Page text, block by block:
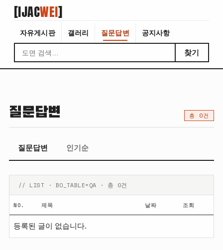
[IJACWEI]
자유게시판 갤러리 질문답변 공지사항
찾기
질문답변 총 0건
질문답변 인기순
// LIST · BO_TABLE=QA · 총 0건
NO. 제목 날짜 조회
등록된 글이 없습니다.